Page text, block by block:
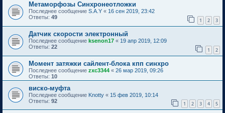
Метаморфозы Синхронеотложки
Последнее сообщение S.A.Y « 16 сен 2019, 23:42
Ответы: 49 1 2 3
Датчик скорости электронный
Последнее сообщение ksenon17 « 19 апр 2019, 12:09
Ответы: 22 1 2
Момент затяжки сайлент-блока кпп синхро
Последнее сообщение zxc3344 « 26 мар 2019, 09:26
Ответы: 10
виско-муфта
Последнее сообщение Knotty « 15 фев 2019, 10:14
Ответы: 92 1 2 3 4 5